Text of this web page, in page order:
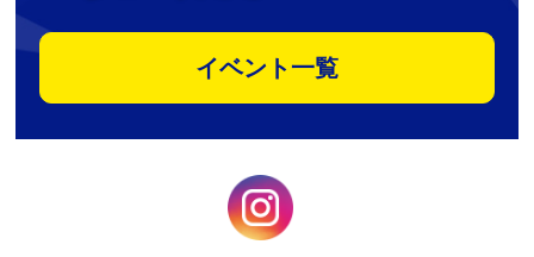
イベント一覧